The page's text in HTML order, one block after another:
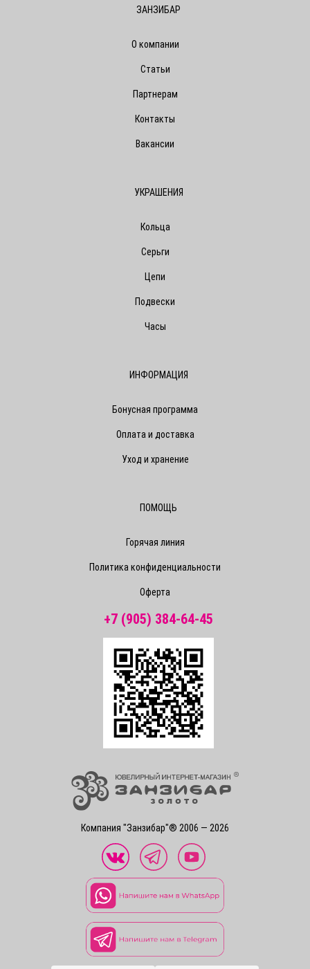
Компания "Занзибар"® 2006 — 2026
ЗАНЗИБАР
О компании
Статьи
Партнерам
Контакты
Вакансии
УКРАШЕНИЯ
Кольца
Серьги
Цепи
Подвески
Часы
ИНФОРМАЦИЯ
Бонусная программа
Оплата и доставка
Уход и хранение
ПОМОЩЬ
Горячая линия
Политика конфиденциальности
Оферта
+7 (905) 384-64-45